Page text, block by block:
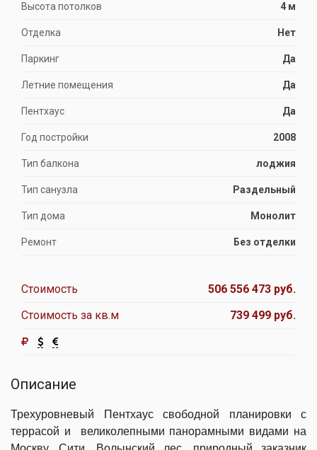
Высота потолков 4 м
Отделка Нет
Паркинг Да
Летние помещения Да
Пентхаус Да
Год постройки 2008
Тип балкона лоджия
Тип санузла Раздельный
Тип дома Монолит
Ремонт Без отделки
Стоимость
506 556 473 руб.
Стоимость за кв.м
739 499 руб.
Описание
Трехуровневый Пентхаус свободной планировки с
террасой и великолепными панорамными видами на